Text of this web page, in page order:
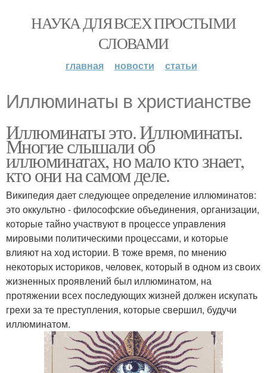
НАУКА ДЛЯ ВСЕХ ПРОСТЫМИ
СЛОВАМИ
главная новости статьи
Иллюминаты в христианстве
Иллюминаты это. Иллюминаты.
Многие слышали об
иллюминатах, но мало кто знает,
кто они на самом деле.
Википедия дает следующее определение иллюминатов:
это оккультно - философские объединения, организации,
которые тайно участвуют в процессе управления
мировыми политическими процессами, и которые
влияют на ход истории. В тоже время, по мнению
некоторых историков, человек, который в одном из своих
жизненных проявлений был иллюминатом, на
протяжении всех последующих жизней должен искупать
грехи за те преступления, которые свершил, будучи
иллюминатом.